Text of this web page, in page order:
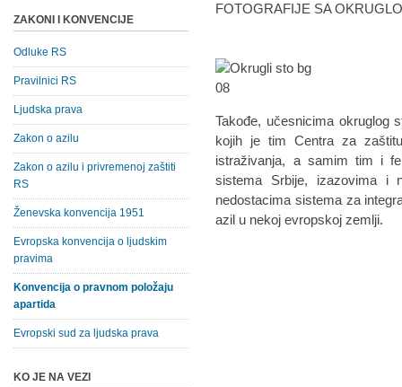
FOTOGRAFIJE SA
Takođe, učesnicima okruglog
kojih je tim Centra za
istraživanja, a samim tim i
sistema Srbije, izazovima i
nedostacima sistema za
azil u nekoj evropskoj zemlji.
ZAKONI I KONVENCIJE
Odluke RS
Pravilnici RS
Ljudska prava
Zakon o azilu
Zakon o azilu i privremenoj zaštiti
RS
Ženevska konvencija 1951
Evropska konvencija o ljudskim
pravima
Konvencija o pravnom položaju
apartida
Evropski sud za ljudska prava
KO JE NA VEZI